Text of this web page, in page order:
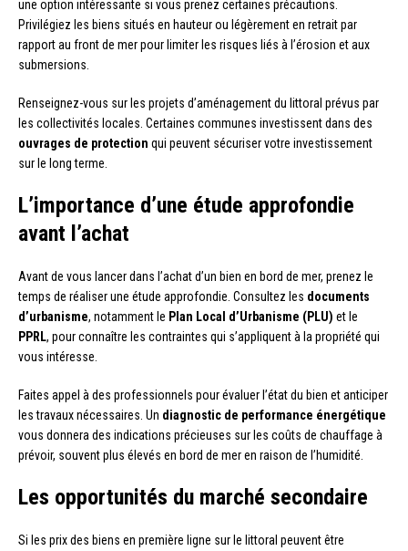
une option intéressante si vous prenez certaines précautions.
Privilégiez les biens situés en hauteur ou légèrement en retrait par
rapport au front de mer pour limiter les risques liés à l’érosion et aux
submersions.
Renseignez-vous sur les projets d’aménagement du littoral prévus par
les collectivités locales. Certaines communes investissent dans des
ouvrages de protection qui peuvent sécuriser votre investissement
sur le long terme.
L’importance d’une étude approfondie
avant l’achat
Avant de vous lancer dans l’achat d’un bien en bord de mer, prenez le
temps de réaliser une étude approfondie. Consultez les documents
d’urbanisme, notamment le Plan Local d’Urbanisme (PLU) et le
PPRL, pour connaître les contraintes qui s’appliquent à la propriété qui
vous intéresse.
Faites appel à des professionnels pour évaluer l’état du bien et anticiper
les travaux nécessaires. Un diagnostic de performance énergétique
vous donnera des indications précieuses sur les coûts de chauffage à
prévoir, souvent plus élevés en bord de mer en raison de l’humidité.
Les opportunités du marché secondaire
Si les prix des biens en première ligne sur le littoral peuvent être